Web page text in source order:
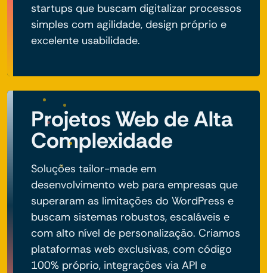
startups que buscam digitalizar processos
simples com agilidade, design próprio e
excelente usabilidade.
Projetos Web de Alta
Complexidade
Soluções tailor-made em
desenvolvimento web para empresas que
superaram as limitações do WordPress e
buscam sistemas robustos, escaláveis e
com alto nível de personalização. Criamos
plataformas web exclusivas, com código
100% próprio, integrações via API e